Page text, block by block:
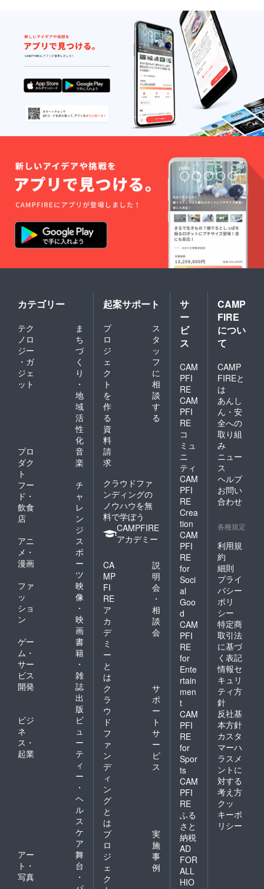
カテゴリー
テク
ノロ
ジー
・ガ
ジェ
ット
ま
ち
づ
く
り
・
地
域
活
性
化
プロ
ダク
ト
音
楽
フー
ド・
飲食
店
チ
ャ
レ
ン
ジ
アニ
メ・
漫画
ス
ポ
ー
ツ
ファ
ッ
ショ
ン
映
像
・
映
画
ゲー
ム・
サー
ビス
開発
書
籍
・
雑
誌
出
版
ビジ
ネ
ス・
起業
ビ
ュ
ー
テ
ィ
ー
・
ヘ
ル
ス
ケ
ア
アー
ト・
写真
舞
台
・
起案サポート
プ
ロ
ジ
ェ
ク
ト
を
作
る
ス
タ
ッ
フ
に
相
談
す
る
資
料
請
求
クラウドファ
ンディングの
ノウハウを無
料で学ぼう
CAMPFIRE
アカデミー
CA
MP
FI
RE
ア
カ
デ
ミ
ー
と
は
説
明
会
・
相
談
会
ク
ラ
ウ
ド
フ
ァ
ン
デ
ィ
ン
グ
と
は
サ
ポ
ー
ト
サ
ー
ビ
ス
プ
ロ
ジ
ェ
ク
実
施
事
例
サ
ー
ビ
ス
CAM
PFI
RE
CAM
PFI
RE
コ
ミュ
ニ
ティ
CAM
PFI
RE
Crea
tion
CAM
PFI
RE
for
Soci
al
Goo
d
CAM
PFI
RE
for
Ente
rtain
men
t
CAM
PFI
RE
for
Spor
ts
CAM
PFI
RE
ふる
さと
納税
AD
FOR
ALL
HIO
CAMP
FIRE
につい
て
CAMP
FIREと
は
あんし
ん・安
全への
取り組
み
ニュー
ス
ヘルプ
お問い
合わせ
各種規定
利用規
約
細則
プライ
バシー
ポリ
シー
特定商
取引法
に基づ
く表記
情報セ
キュリ
ティ方
針
反社基
本方針
カスタ
マーハ
ラスメ
ントに
対する
考え方
クッ
キーポ
リシー